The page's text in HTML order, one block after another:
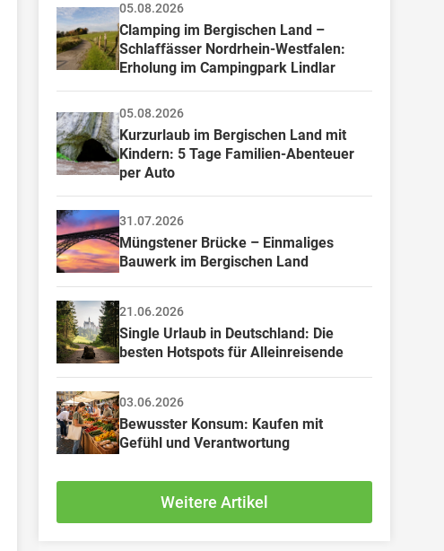
05.08.2026
Clamping im Bergischen Land –
Schlaffässer Nordrhein-Westfalen:
Erholung im Campingpark Lindlar
05.08.2026
Kurzurlaub im Bergischen Land mit
Kindern: 5 Tage Familien-Abenteuer
per Auto
31.07.2026
Müngstener Brücke – Einmaliges
Bauwerk im Bergischen Land
21.06.2026
Single Urlaub in Deutschland: Die
besten Hotspots für Alleinreisende
03.06.2026
Bewusster Konsum: Kaufen mit
Gefühl und Verantwortung
Weitere Artikel